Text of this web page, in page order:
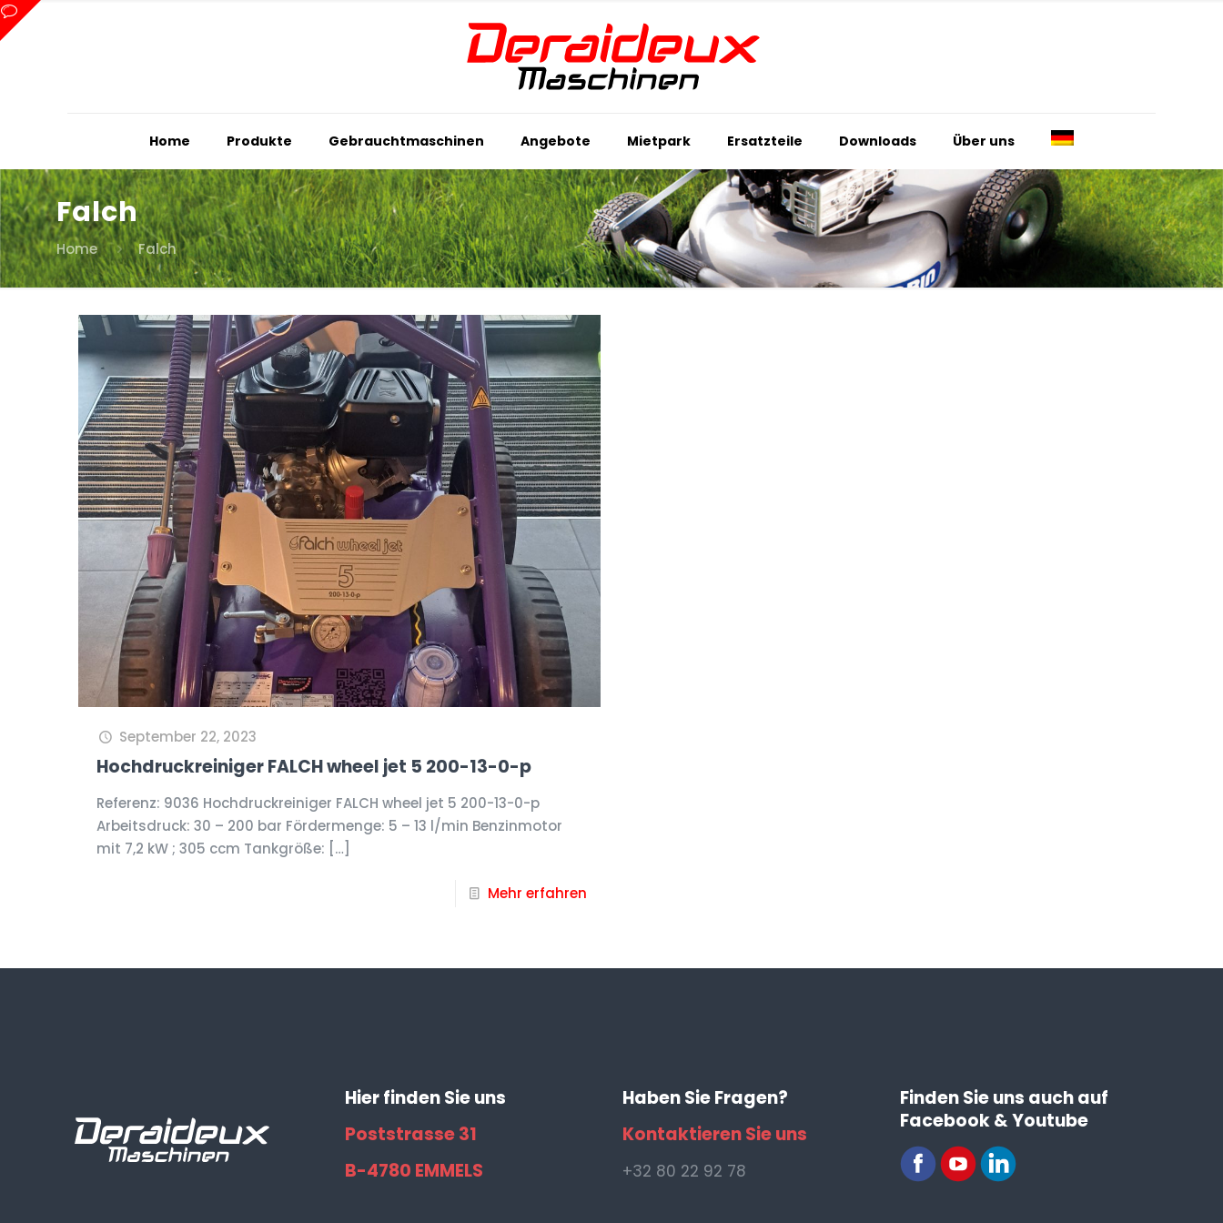
Home Produkte Gebrauchtmaschinen Angebote Mietpark Ersatzteile Downloads Über uns
Falch
Home Falch
September 22, 2023
Hochdruckreiniger FALCH wheel jet 5 200-13-0-p
Referenz: 9036 Hochdruckreiniger FALCH wheel jet 5 200-13-0-p
Arbeitsdruck: 30 – 200 bar Fördermenge: 5 – 13 l/min Benzinmotor
mit 7,2 kW ; 305 ccm Tankgröße: […]
Mehr erfahren
Hier finden Sie uns
Poststrasse 31
B-4780 EMMELS
Haben Sie Fragen?
Kontaktieren Sie uns
+32 80 22 92 78
Finden Sie uns auch auf
Facebook & Youtube